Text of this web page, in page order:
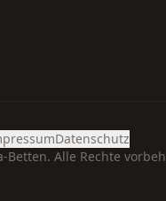
Datenschutz
Betten. Alle Rechte